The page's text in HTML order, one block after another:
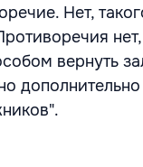
Нет,
вернуть